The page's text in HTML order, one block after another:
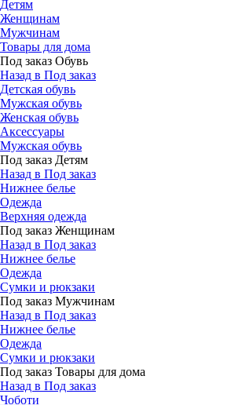
Детям
Женщинам
Мужчинам
Товары для дома
Под заказ Обувь
Назад в Под заказ
Детская обувь
Мужская обувь
Женская обувь
Аксессуары
Мужская обувь
Под заказ Детям
Назад в Под заказ
Нижнее белье
Одежда
Верхняя одежда
Под заказ Женщинам
Назад в Под заказ
Нижнее белье
Одежда
Сумки и рюкзаки
Под заказ Мужчинам
Назад в Под заказ
Нижнее белье
Одежда
Сумки и рюкзаки
Под заказ Товары для дома
Назад в Под заказ
Чоботи